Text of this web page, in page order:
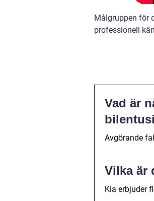
Målgruppen för
professionell
Vad är
Avgörande
Vilka är
Kia erbjuder